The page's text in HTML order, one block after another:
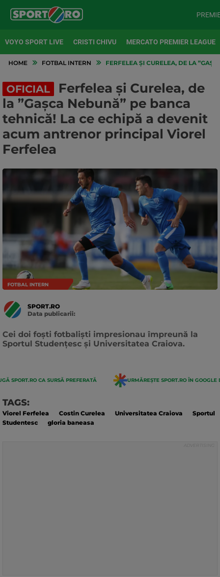
VOYO SPORT LIVE CRISTI CHIVU MERCATO PREMIER LEAGUE
HOME FOTBAL INTERN FERFELEA ȘI CURELEA, DE LA
OFICIAL
Ferfelea și Curelea, de
la ”Gașca Nebună” pe banca
tehnică! La ce echipă a devenit
acum antrenor principal Viorel
Ferfelea
FOTBAL INTERN
SPORT.RO
Data publicarii:
Cei doi foști fotbaliști impresionau împreună la
Sportul Studențesc și Universitatea Craiova.
SPORT.RO CA SURSĂ PREFERATĂ URMĂREȘTE SPORT.RO ÎN GOOGLE
TAGS:
Viorel Ferfelea Costin Curelea Universitatea Craiova
Sportul
Studentesc
gloria baneasa